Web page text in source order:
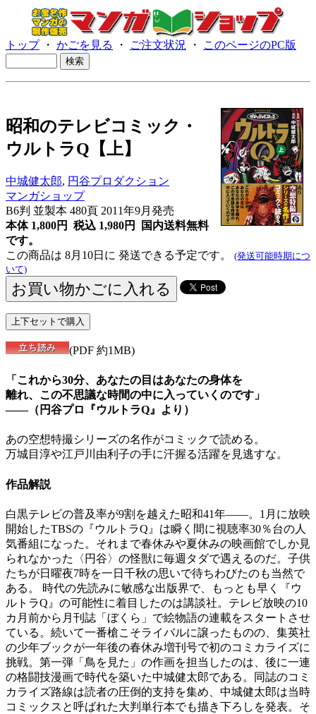
トップ・ かごを見る ・ ご注文状況 ・ このページのPC版
昭和のテレビコミック・
ウルトラQ【上】
中城健太郎, 円谷プロダクション
マンガショップ
B6判 並製本 480頁 2011年9月発売
本体 1,800円 税込 1,980円
国内送料無料
です。
この商品は 8月10日に 発送できる予定です。 (発送可能時期につ
いて)
(PDF 約1MB)
「これから30分、あなたの目はあなたの身体を
離れ、この不思議な時間の中に入っていくのです」
――（円谷プロ『ウルトラQ』より）
あの空想特撮シリーズの名作がコミックで読める。
万城目淳や江戸川由利子の手に汗握る活躍を見逃すな。
作品解説
白黒テレビの普及率が9割を越えた昭和41年――。1月に放映
開始したTBSの『ウルトラQ』は瞬く間に視聴率30％台の人
気番組になった。それまで春休みや夏休みの映画館でしか見
られなかった〈円谷〉の怪獣に毎週タダで遇えるのだ。子供
たちが日曜夜7時を一日千秋の思いで待ちわびたのも当然で
ある。 時代の先読みに敏感な出版界で、もっとも早く『ウ
ルトラQ』の可能性に着目したのは講談社。テレビ放映の10
カ月前から月刊誌「ぼくら」で絵物語の連載をスタートさせ
ている。続いて一番槍こそライバルに譲ったものの、集英社
の少年ブックが一年後の春休み増刊号で初のコミカライズに
挑戦。第一弾「鳥を見た」の作画を担当したのは、後に一連
の格闘技漫画で時代を築いた中城健太郎である。同誌のコミ
カライズ路線は読者の圧倒的支持を集め、中城健太郎は当時
コミックスと呼ばれた大判単行本でも描き下ろしを発表。そ